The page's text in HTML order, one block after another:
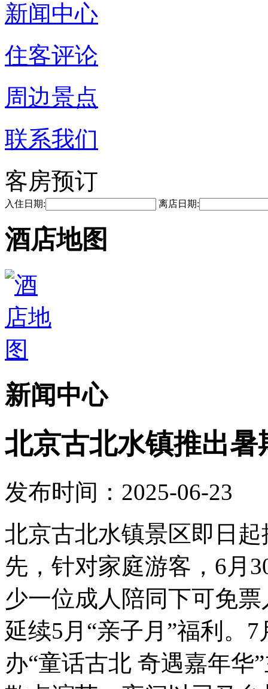
新闻中心
住客评论
周边景点
联系我们
客房预订
入住日期: 离店日期:
酒店地图
新闻中心
北京古北水镇推出暑
发布时间：2025-06-23
北京古北水镇景区即日
先，针对家庭游客，6月
少一位成人陪同下可免
延续5月“亲子月”福利。
办“童话古北 奇遇嘉年华